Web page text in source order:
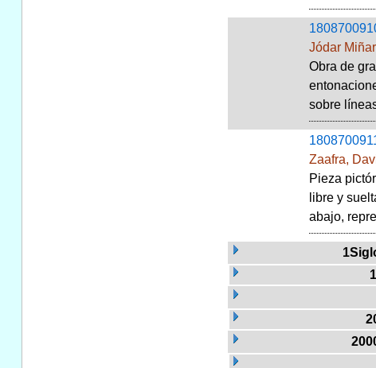
Jódar
Obra de
sobre
Zaafra,
Pieza
libre y
abajo,